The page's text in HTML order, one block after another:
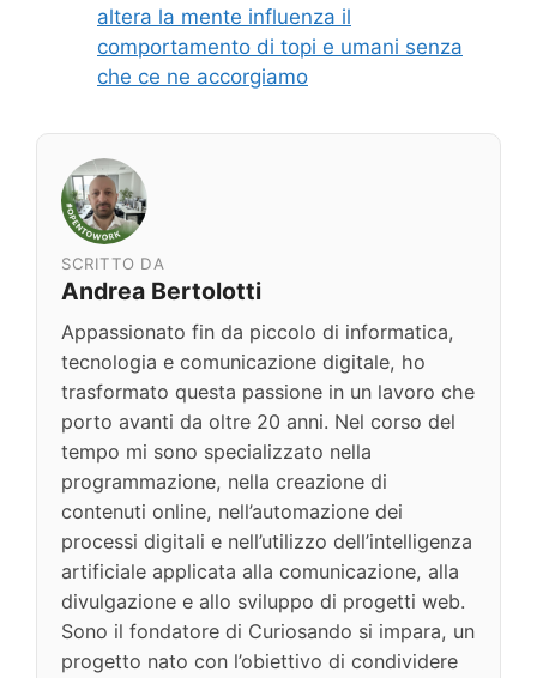
altera la mente influenza il
comportamento di topi e umani senza
che ce ne accorgiamo
SCRITTO DA
Andrea Bertolotti
Appassionato fin da piccolo di informatica,
tecnologia e comunicazione digitale, ho
trasformato questa passione in un lavoro che
porto avanti da oltre 20 anni. Nel corso del
tempo mi sono specializzato nella
programmazione, nella creazione di
contenuti online, nell’automazione dei
processi digitali e nell’utilizzo dell’intelligenza
artificiale applicata alla comunicazione, alla
divulgazione e allo sviluppo di progetti web.
Sono il fondatore di Curiosando si impara, un
progetto nato con l’obiettivo di condividere